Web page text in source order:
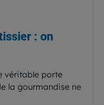
: on
véritable porte
la gourmandise ne